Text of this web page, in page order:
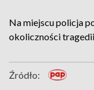
Na miejscu policja
okoliczności
Źródło: